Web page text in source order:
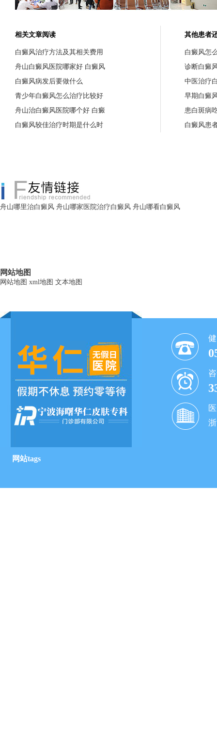
相关文章阅读
白癜风治疗方法及其相关费用
舟山白癜风医院哪家好 白癜风
白癜风病发后要做什么
青少年白癜风怎么治疗比较好
舟山治白癜风医院哪个好 白癜
白癜风较佳治疗时期是什么时
其他患者
白癜风怎
诊断白癜
中医治疗
早期白癜
患白斑病
白癜风患
舟山哪里治白癜风 舟山哪家医院治疗白癜风 舟山哪看白癜风
网站地图
网站地图 xml地图 文本地图
网站tags